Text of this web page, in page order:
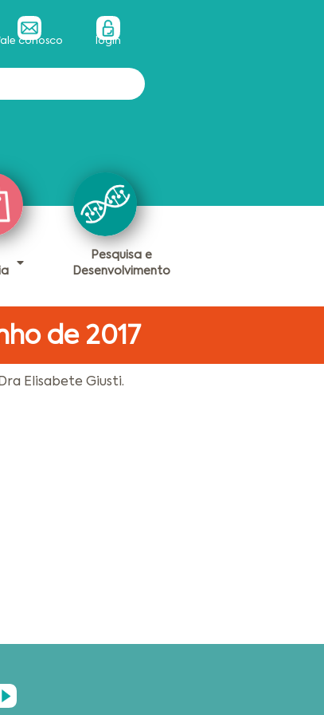
conosco login
Pesquisa e
Desenvolvimento
de 2017
Elisabete Giusti.